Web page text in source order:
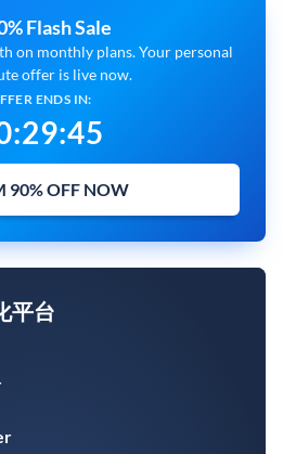
Flash Sale
on monthly plans. Your personal
offer is live now.
ENDS IN:
:29:44
90% OFF NOW
平台